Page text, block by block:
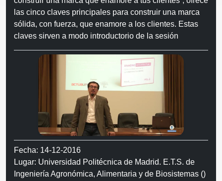
las cinco claves principales para construir una marca
sólida, con fuerza, que enamore a los clientes. Estas
claves sirven a modo introductorio de la sesión
Fecha: 14-12-2016
Lugar: Universidad Politécnica de Madrid. E.T.S. de
Ingeniería Agronómica, Alimentaria y de Biosistemas ()